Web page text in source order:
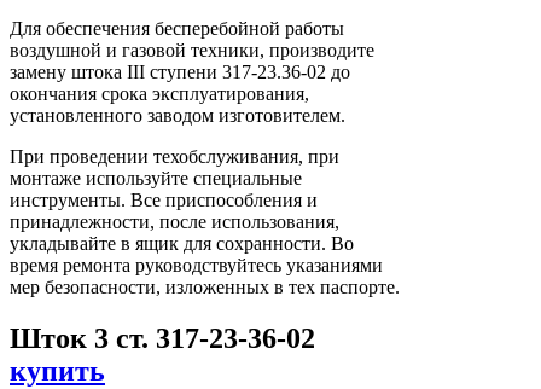
Для обеспечения бесперебойной работы
воздушной и газовой техники, производите
замену штока ІІІ ступени 317-23.36-02 до
окончания срока эксплуатирования,
установленного заводом изготовителем.
При проведении техобслуживания, при
монтаже используйте специальные
инструменты. Все приспособления и
принадлежности, после использования,
укладывайте в ящик для сохранности. Во
время ремонта руководствуйтесь указаниями
мер безопасности, изложенных в тех паспорте.
Шток 3 ст. 317-23-36-02
купить